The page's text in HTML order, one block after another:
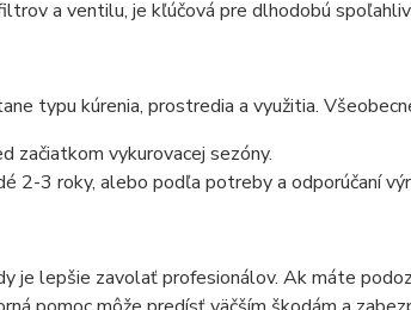
a ventilu, je kľúčová pre dlhodobú
typu kúrenia, prostredia a využitia.
začiatkom vykurovacej sezóny.
2-3 roky, alebo podľa potreby a odporúčaní
je lepšie zavolať profesionálov. Ak máte